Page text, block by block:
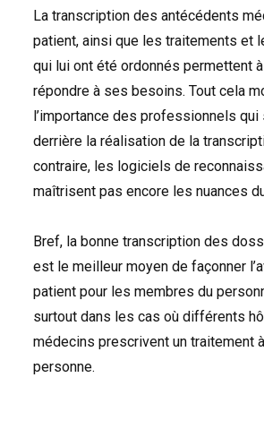
La transcription des antécédents
patient, ainsi que les traitements et
qui lui ont été ordonnés permettent
répondre à ses besoins. Tout cela
l’importance des professionnels qui
derrière la réalisation de la
contraire, les logiciels de
maîtrisent pas encore les nuances
Bref, la bonne transcription des
est le meilleur moyen de façonner
patient pour les membres du
surtout dans les cas où différents
médecins prescrivent un traitement
personne.